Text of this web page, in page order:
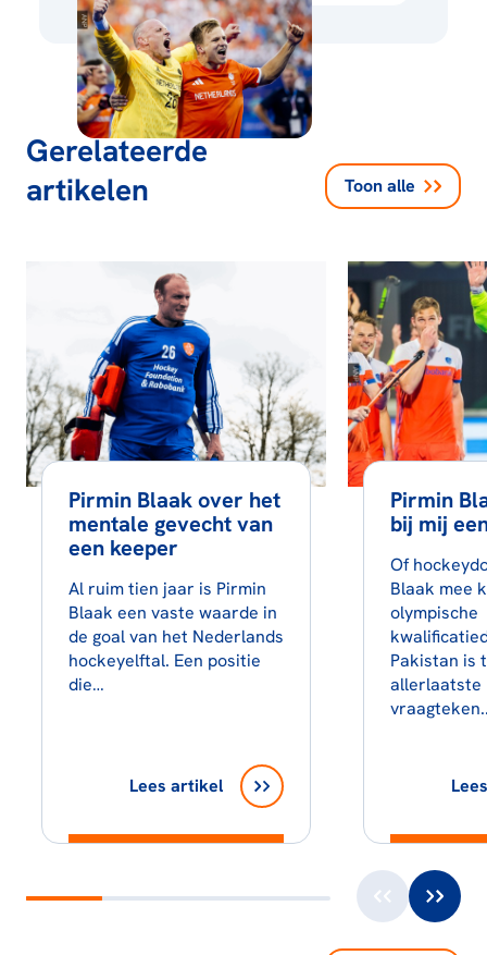
Gerelateerde
artikelen
Toon alle
Pirmin Blaak over het
mentale gevecht van
een keeper
Al ruim tien jaar is Pirmin
Blaak een vaste waarde in
de goal van het Nederlands
hockeyelftal. Een positie
die…
Lees artikel
Pirmin
bij mij
Of
Blaak mee
olympische
Pakistan is
allerlaatste